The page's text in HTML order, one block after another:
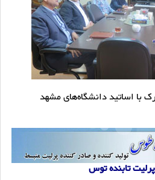
با اساتید دانشگاه‌های مشهد
تابنده توس